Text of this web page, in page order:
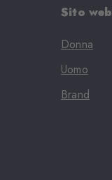
Sito web
Donna
Uomo
Brand